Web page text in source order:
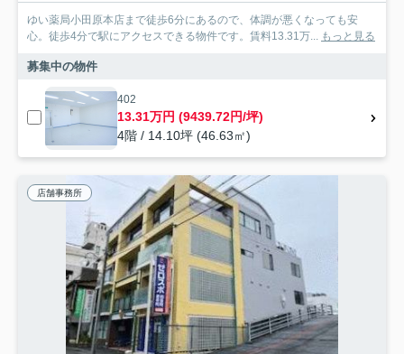
ゆい薬局小田原本店まで徒歩6分にあるので、体調が悪くなっても安
心。徒歩4分で駅にアクセスできる物件です。賃料13.31万...
もっと見る
募集中の物件
402
13.31万円 (9439.72円/坪)
4階 / 14.10坪 (46.63㎡)
店舗事務所